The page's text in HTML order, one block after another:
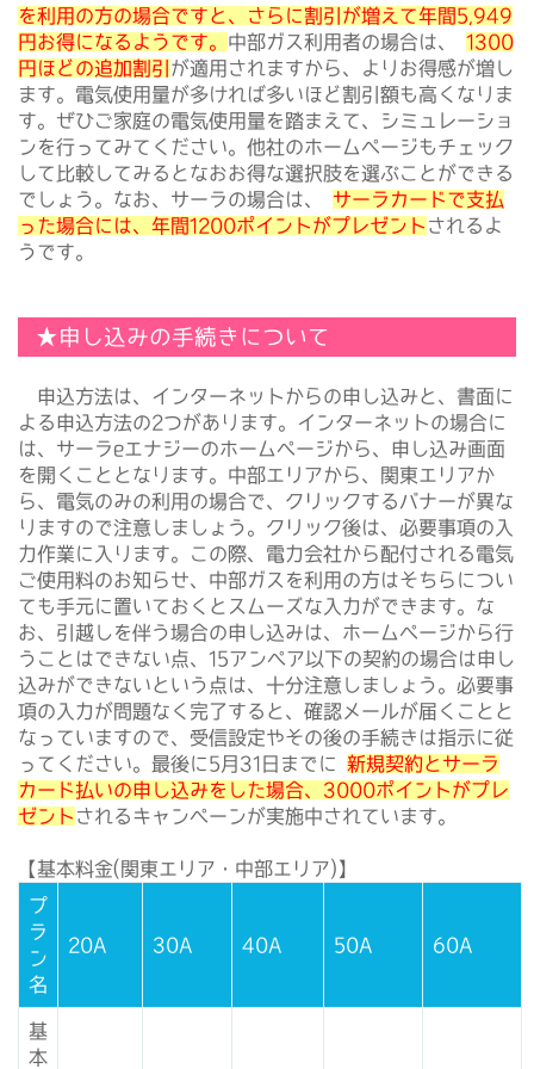
を利用の方の場合ですと、さらに割引が増えて年間5,949
円お得になるようです。 中部ガス利用者の場合は、 1300
円ほどの追加割引 が適用されますから、よりお得感が増し
ます。電気使用量が多ければ多いほど割引額も高くなりま
す。ぜひご家庭の電気使用量を踏まえて、シミュレーショ
ンを行ってみてください。他社のホームページもチェック
して比較してみるとなおお得な選択肢を選ぶことができる
でしょう。なお、サーラの場合は、 サーラカードで支払
った場合には、年間1200ポイントがプレゼント されるよ
うです。
★申し込みの手続きについて
申込方法は、インターネットからの申し込みと、書面に
よる申込方法の2つがあります。インターネットの場合に
は、サーラeエナジーのホームページから、申し込み画面
を開くこととなります。中部エリアから、関東エリアか
ら、電気のみの利用の場合で、クリックするバナーが異な
りますので注意しましょう。クリック後は、必要事項の入
力作業に入ります。この際、電力会社から配付される電気
ご使用料のお知らせ、中部ガスを利用の方はそちらについ
ても手元に置いておくとスムーズな入力ができます。な
お、引越しを伴う場合の申し込みは、ホームページから行
うことはできない点、15アンペア以下の契約の場合は申し
込みができないという点は、十分注意しましょう。必要事
項の入力が問題なく完了すると、確認メールが届くことと
なっていますので、受信設定やその後の手続きは指示に従
ってください。最後に5月31日までに 新規契約とサーラ
カード払いの申し込みをした場合、3000ポイントがプレ
ゼント されるキャンペーンが実施中されています。
【基本料金(関東エリア・中部エリア)】
プ
ラ
ン
名
20A 30A 40A 50A 60A
基
本